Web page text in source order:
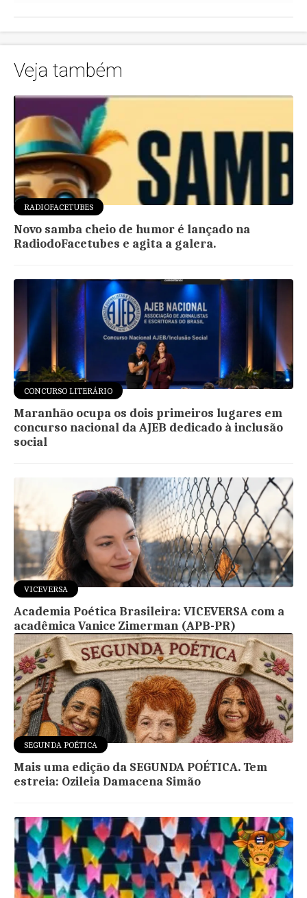
Veja também
RADIOFACETUBES
Novo samba cheio de humor é lançado na
RadiodoFacetubes e agita a galera.
CONCURSO LITERÁRIO
Maranhão ocupa os dois primeiros lugares em
concurso nacional da AJEB dedicado à inclusão
social
VICEVERSA
Academia Poética Brasileira: VICEVERSA com a
acadêmica Vanice Zimerman (APB-PR)
SEGUNDA POÉTICA
Mais uma edição da SEGUNDA POÉTICA. Tem
estreia: Ozileia Damacena Simão